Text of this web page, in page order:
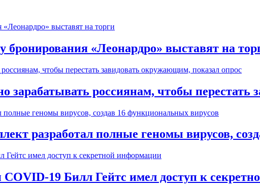
бронирования «Леонардро» выставят на
зарабатывать россиянам, чтобы
разработал полные геномы вирусов,
19 Билл Гейтс имел доступ к